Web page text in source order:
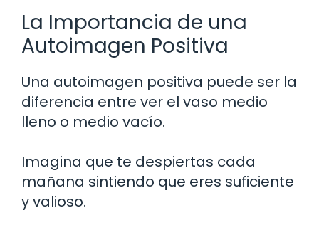
La Importancia de una
Autoimagen Positiva
Una autoimagen positiva puede ser la
diferencia entre ver el vaso medio
lleno o medio vacío.
Imagina que te despiertas cada
mañana sintiendo que eres suficiente
y valioso.